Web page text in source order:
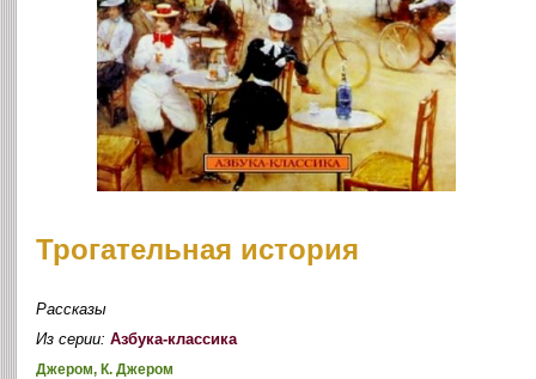
Трогательная история
Рассказы
Из серии:Азбука-классика
Джером, К. Джером